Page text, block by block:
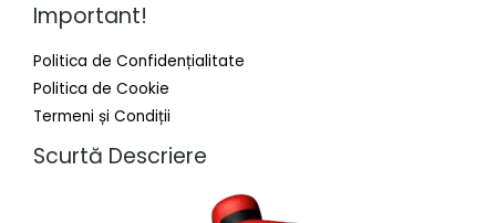
Important!
Politica de Confidențialitate
Politica de Cookie
Termeni și Condiții
Scurtă Descriere